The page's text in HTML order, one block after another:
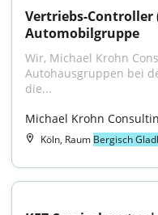
Vertriebs-
Automobilgruppe
Wir, Michael Krohn
Autohausgruppen bei
die...
Michael Krohn
Köln, Raum Bergisch